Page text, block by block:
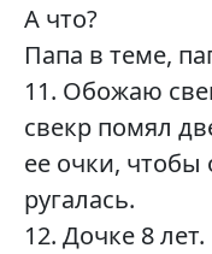
А что?
Папа в теме,
11. Обожаю
свекр помял
ее очки, чтобы
ругалась.
12. Дочке 8 лет.